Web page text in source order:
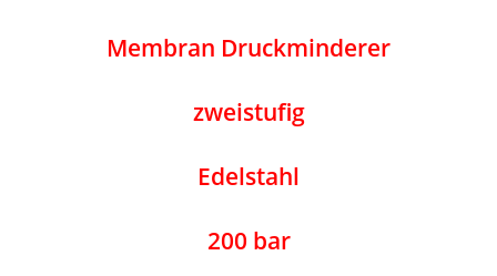
Membran Druckminderer
zweistufig
Edelstahl
200 bar